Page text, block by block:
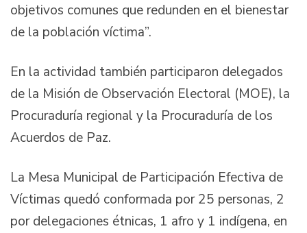
objetivos comunes que redunden en el bienestar
de la población víctima”.
En la actividad también participaron delegados
de la Misión de Observación Electoral (MOE), la
Procuraduría regional y la Procuraduría de los
Acuerdos de Paz.
La Mesa Municipal de Participación Efectiva de
Víctimas quedó conformada por 25 personas, 2
por delegaciones étnicas, 1 afro y 1 indígena, en